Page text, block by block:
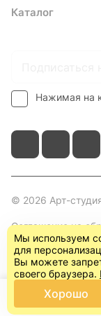
Каталог
Нажимая на
© 2026 Арт-
Соглашение на
персональных
Главная
Мы используем
для
Вы можете
своего браузера.
Хорошо